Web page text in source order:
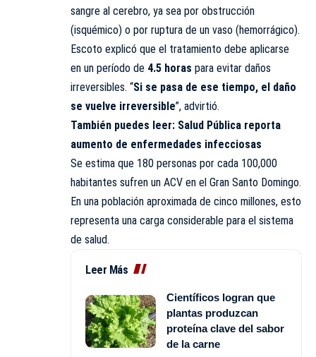
sangre al cerebro, ya sea por obstrucción
(isquémico) o por ruptura de un vaso (hemorrágico).
Escoto explicó que el tratamiento debe aplicarse
en un período de 4.5 horas para evitar daños
irreversibles. “Si se pasa de ese tiempo, el daño
se vuelve irreversible”, advirtió.
También puedes leer: Salud Pública reporta
aumento de enfermedades infecciosas
Se estima que 180 personas por cada 100,000
habitantes sufren un ACV en el Gran Santo Domingo.
En una población aproximada de cinco millones, esto
representa una carga considerable para el sistema
de salud.
Leer Más
Científicos logran que
plantas produzcan
proteína clave del sabor
de la carne